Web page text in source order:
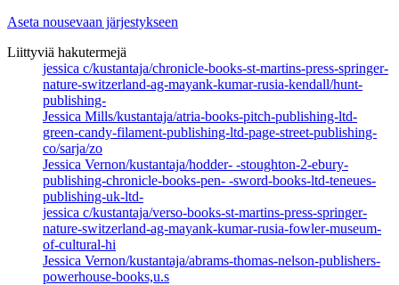
Aseta nousevaan järjestykseen
Liittyviä hakutermejä
jessica c/kustantaja/chronicle-books-st-martins-press-springer-
nature-switzerland-ag-mayank-kumar-rusia-kendall/hunt-
publishing-
Jessica Mills/kustantaja/atria-books-pitch-publishing-ltd-
green-candy-filament-publishing-ltd-page-street-publishing-
co/sarja/zo
Jessica Vernon/kustantaja/hodder- -stoughton-2-ebury-
publishing-chronicle-books-pen- -sword-books-ltd-teneues-
publishing-uk-ltd-
jessica c/kustantaja/verso-books-st-martins-press-springer-
nature-switzerland-ag-mayank-kumar-rusia-fowler-museum-
of-cultural-hi
Jessica Vernon/kustantaja/abrams-thomas-nelson-publishers-
powerhouse-books,u.s